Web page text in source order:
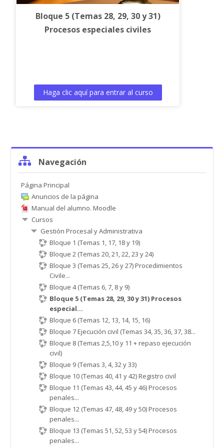
Bloque 5 (Temas 28, 29, 30 y 31)
Procesos especiales civiles
Haga clic aquí para entrar al curso
NavegaciónNavegación
Página Principal
Anuncios de la página
Manual del alumno. Moodle
Cursos
Gestión Procesal y Administrativa
Bloque 1 (Temas 1, 17, 18 y 19)
Bloque 2 (Temas 20, 21, 22, 23 y 24)
Bloque 3 (Temas 25, 26 y 27) Procedimientos
Civile...
Bloque 4 (Temas 6, 7, 8 y 9)
Bloque 5 (Temas 28, 29, 30 y 31) Procesos
especial...
Bloque 6 (Temas 12, 13, 14, 15, 16)
Bloque 7 Ejecución civil (Temas 34, 35, 36, 37, 38...
Bloque 8 (Temas 2,5,10 y 11 + repaso ejecución
civil)
Bloque 9 (Temas 3, 4, 32 y 33)
Bloque 10 (Temas 40, 41 y 42) Registro civil
Bloque 11 (Temas 43, 44, 45 y 46) Procesos
penales...
Bloque 12 (Temas 47, 48, 49 y 50) Procesos
penales...
Bloque 13 (Temas 51, 52, 53 y 54) Procesos
penales...